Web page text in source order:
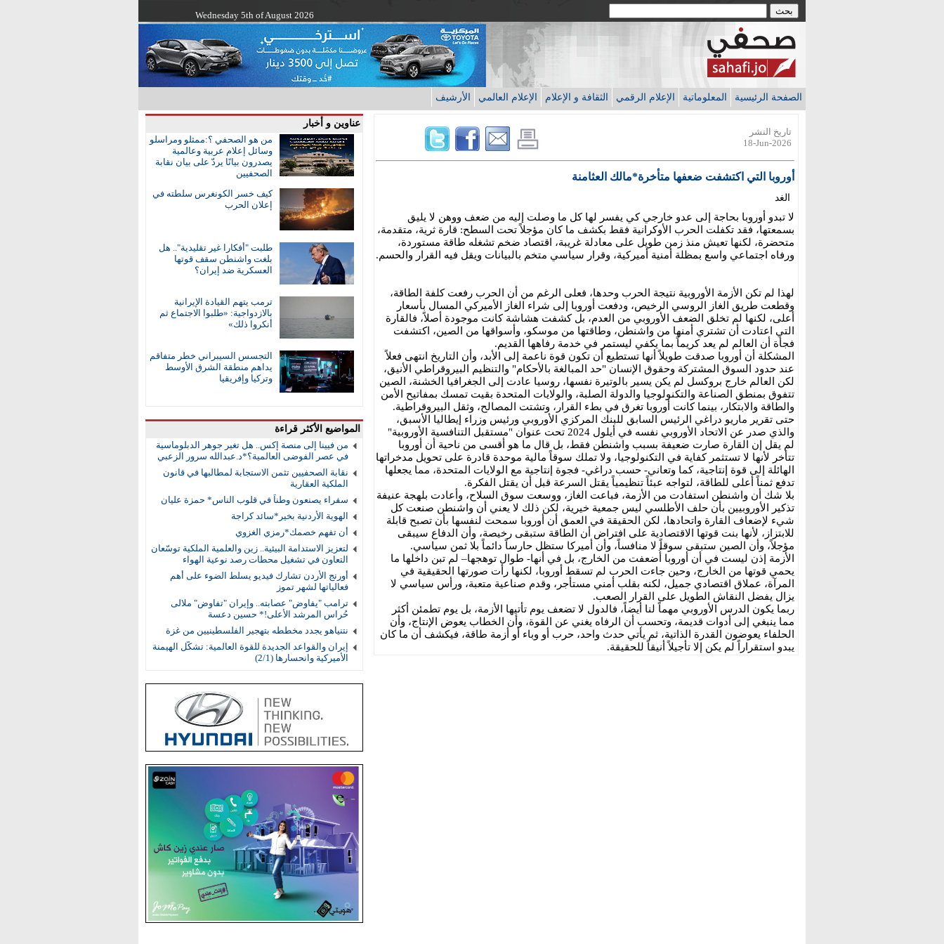
Wednesday 5th of August 2026
الصفحة الرئيسية المعلوماتية الإعلام الرقمي الثقافة و الإعلام الإعلام العالمي الأرشيف
عناوين و أخبار
من هو الصحفي ؟:ممثلو ومراسلو
وسائل إعلام عربية وعالمية
يصدرون بيانًا يردّ على بيان نقابة
الصحفيين
كيف خسر الكونغرس سلطته في
إعلان الحرب
طلبت "أفكارا غير تقليدية".. هل
بلغت واشنطن سقف قوتها
العسكرية ضد إيران؟
ترمب يتهم القيادة الإيرانية
بالازدواجية: «طلبوا الاجتماع ثم
أنكروا ذلك»
التجسس السيبراني خطر متفاقم
يداهم منطقة الشرق الأوسط
وتركيا وإفريقيا
المواضيع الأكثر قراءة
من فيينا إلى منصة إكس.. هل تغير جوهر الدبلوماسية
في عصر الفوضى العالمية؟*د.عبدالله سرور الزعبي
نقابة الصحفيين تثمن الاستجابة لمطالبها في قانون
الملكية العقارية
سفراء يصنعون وطناً في قلوب الناس* حمزة عليان
الهوية الأردنية بخير*سائد كراجة
أن تفهم خصمك*رمزي الغزوي
لتعزيز الاستدامة البيئية.. زين والعلمية الملكية توسّعان
التعاون في تشغيل محطات رصد نوعية الهواء
أورنج الأردن تشارك فيديو يسلط الضوء على أهم
فعالياتها لشهر تموز
ترامب "يفاوض" عصابته.. وإيران "تفاوض" ملالى
حُراس المرشد الأعلى!* حسين دعسة
نتنياهو يجدد مخططه بتهجير الفلسطينيين من غزة
إيران والقواعد الجديدة للقوة العالمية: تشكُّل الهيمنة
الأميركية وانحسارها (2/1)
تاريخ النشر
18-Jun-2026
أوروبا التي اكتشفت ضعفها متأخرة*مالك العثامنة
الغد
لا تبدو أوروبا بحاجة إلى عدو خارجي كي يفسر لها كل ما وصلت إليه من ضعف ووهن لا يليق
بسمعتها، فقد تكفلت الحرب الأوكرانية فقط بكشف ما كان مؤجلاً تحت السطح: قارة ثرية، متقدمة،
متحضرة، لكنها تعيش منذ زمن طويل على معادلة غريبة، اقتصاد ضخم تشغله طاقة مستوردة،
ورفاه اجتماعي واسع بمظلة أمنية أميركية، وقرار سياسي متخم بالبيانات ويقل فيه القرار والحسم.
لهذا لم تكن الأزمة الأوروبية نتيجة الحرب وحدها، فعلى الرغم من أن الحرب رفعت كلفة الطاقة،
وقطعت طريق الغاز الروسي الرخيص، ودفعت أوروبا إلى شراء الغاز الأميركي المسال بأسعار
أعلى، لكنها لم تخلق الضعف الأوروبي من العدم، بل كشفت هشاشة كانت موجودة أصلاً، فالقارة
التي اعتادت أن تشتري أمنها من واشنطن، وطاقتها من موسكو، وأسواقها من الصين، اكتشفت
فجأة أن العالم لم يعد كريماً بما يكفي ليستمر في خدمة رفاهها القديم.
المشكلة أن أوروبا صدقت طويلاً أنها تستطيع أن تكون قوة ناعمة إلى الأبد، وأن التاريخ انتهى فعلاً
عند حدود السوق المشتركة وحقوق الإنسان "حد المبالغة بالأحكام" والتنظيم البيروقراطي الأنيق،
لكن العالم خارج بروكسل لم يكن يسير بالوتيرة نفسها، روسيا عادت إلى الجغرافيا الخشنة، الصين
تتفوق بمنطق الصناعة والتكنولوجيا والدولة الصلبة، والولايات المتحدة بقيت تمسك بمفاتيح الأمن
والطاقة والابتكار، بينما كانت أوروبا تغرق في بطء القرار، وتشتت المصالح، وثقل البيروقراطية.
حتى تقرير ماريو دراغي الرئيس السابق للبنك المركزي الأوروبي ورئيس وزراء إيطاليا الأسبق،
والذي صدر عن الاتحاد الأوروبي نفسه في أيلول 2024 تحت عنوان "مستقبل التنافسية الأوروبية"
لم يقل إن القارة صارت ضعيفة بسبب واشنطن فقط، بل قال ما هو أقسى من ناحية أن أوروبا
تتأخر لأنها لا تستثمر كفاية في التكنولوجيا، ولا تملك سوقاً مالية موحدة قادرة على تحويل مدخراتها
الهائلة إلى قوة إنتاجية، كما وتعاني- حسب دراغي- فجوة إنتاجية مع الولايات المتحدة، مما يجعلها
تدفع ثمناً أعلى للطاقة، لتواجه عبئاً تنظيمياً يقتل السرعة قبل أن يقتل الفكرة.
بلا شك أن واشنطن استفادت من الأزمة، فباعت الغاز، ووسعت سوق السلاح، وأعادت بلهجة عنيفة
تذكير الأوروبيين بأن حلف الأطلسي ليس جمعية خيرية، لكن ذلك لا يعني أن واشنطن صنعت كل
شيء لإضعاف القارة واتحادها، لكن الحقيقة في العمق أن أوروبا سمحت لنفسها بأن تصبح قابلة
للابتزاز، لأنها بنت قوتها الاقتصادية على افتراض أن الطاقة ستبقى رخيصة، وأن الدفاع سيبقى
مؤجلاً، وأن الصين ستبقى سوقاً لا منافساً، وأن أميركا ستظل حارساً دائماً بلا ثمن سياسي.
الأزمة إذن ليست في أن أوروبا أُضعفت من الخارج، بل في أنها- طوال توهجها– لم تبن داخلها ما
يحمي قوتها من الخارج، وحين جاءت الحرب لم تسقط أوروبا، لكنها رأت صورتها الحقيقية في
المرآة، عملاق اقتصادي جميل، لكنه بقلب أمني مستأجر، وقدم صناعية متعبة، ورأس سياسي لا
يزال يفضل النقاش الطويل على القرار الصعب.
ربما يكون الدرس الأوروبي مهماً لنا أيضاً، فالدول لا تضعف يوم تأتيها الأزمة، بل يوم تطمئن أكثر
مما ينبغي إلى أدوات قديمة، وتحسب أن الرفاه يغني عن القوة، وأن الخطاب يعوض الإنتاج، وأن
الحلفاء يعوضون القدرة الذاتية، ثم يأتي حدث واحد، حرب أو وباء أو أزمة طاقة، فيكشف أن ما كان
يبدو استقراراً لم يكن إلا تأجيلاً أنيقاً للحقيقة.